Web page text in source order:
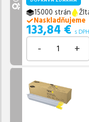
15000 strán
Naskladňujeme
133,84 € s DPH
- +